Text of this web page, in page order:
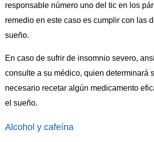
responsable número uno del tic en los
remedio en este caso es cumplir con las
sueño.
En caso de sufrir de insomnio severo,
consulte a su médico, quien determinará
necesario recetar algún medicamento
el sueño.
Alcohol y cafeína